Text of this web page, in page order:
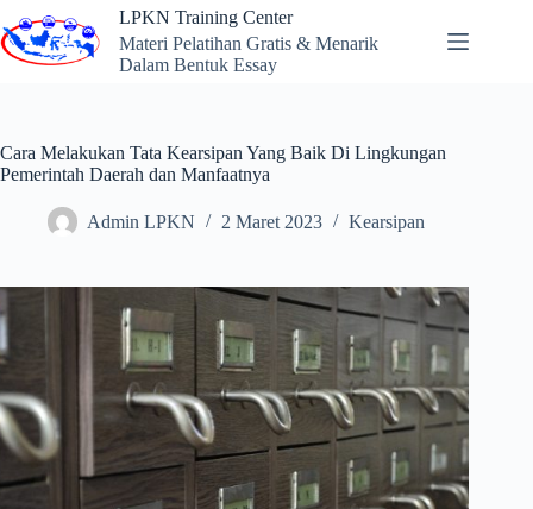
to
content
LPKN Training Center
Materi Pelatihan Gratis & Menarik
Dalam Bentuk Essay
Cara Melakukan Tata Kearsipan Yang Baik Di Lingkungan
Pemerintah Daerah dan Manfaatnya
Admin LPKN 2 Maret 2023 Kearsipan